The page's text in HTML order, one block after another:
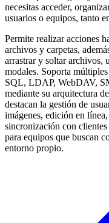
necesitas acceder,
usuarios o equipos, tanto
Permite realizar acciones
archivos y carpetas,
arrastrar y soltar archivos,
modales. Soporta
SQL, LDAP, WebDAV,
mediante su arquitectura de
destacan la gestión de
imágenes, edición en
sincronización con
para equipos que buscan
entorno propio.